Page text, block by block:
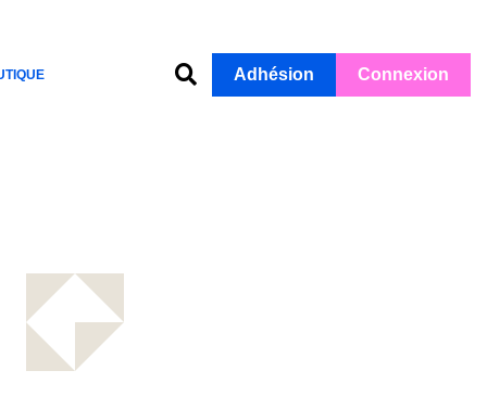
Adhésion Connexion